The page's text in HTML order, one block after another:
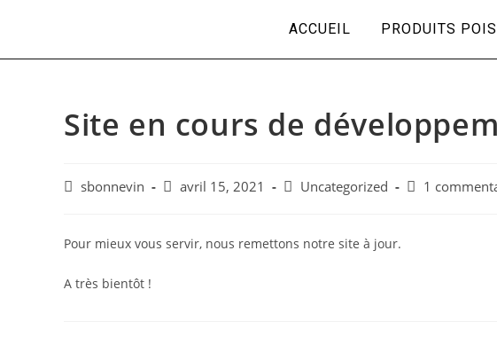
ACCUEIL PRODUITS
Site en cours de
sbonnevin avril 15, 2021 Uncategorized 1
Pour mieux vous servir, nous remettons notre site à jour.
A très bientôt !